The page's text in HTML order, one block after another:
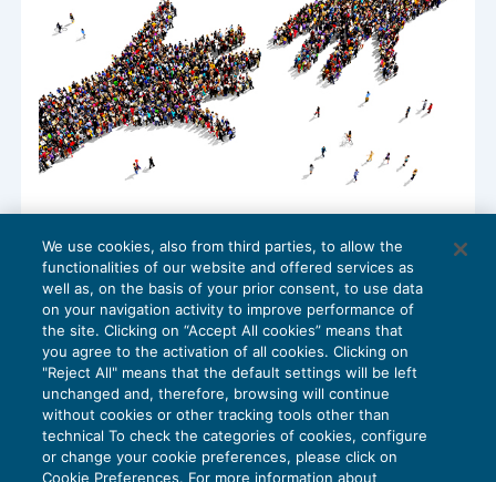
solidarietà per i dipendenti
NEWS DEL GIORNO 06/10/2017
1 2
We use cookies, also from third parties, to allow the
functionalities of our website and offered services as
well as, on the basis of your prior consent, to use data
on your navigation activity to improve performance of
the site. Clicking on “Accept All cookies” means that
you agree to the activation of all cookies. Clicking on
"Reject All" means that the default settings will be left
unchanged and, therefore, browsing will continue
without cookies or other tracking tools other than
technical To check the categories of cookies, configure
or change your cookie preferences, please click on
Cookie Preferences. For more information about